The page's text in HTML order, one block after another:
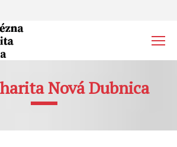
Nová Dubnica